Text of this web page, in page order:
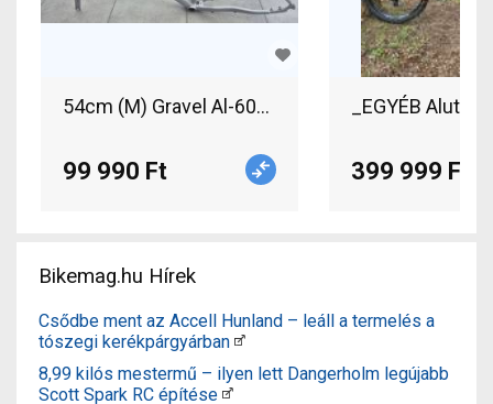
54cm (M) Gravel Al-6061 T6 alumínium váz +
99 990 Ft 399 999 Ft
Bikemag.hu Hírek
Csődbe ment az Accell Hunland – leáll a termelés a
tószegi kerékpárgyárban
8,99 kilós mestermű – ilyen lett Dangerholm legújabb
Scott Spark RC építése